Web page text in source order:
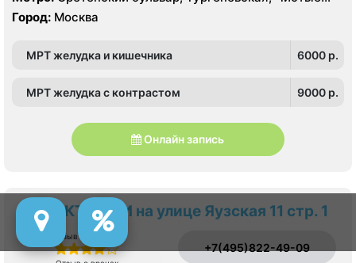
пруды
Город: Москва
МРТ желудка и кишечника 6000 p.
МРТ желудка с контрастом 9000 p.
Онлайн запись
МРТ КТ и УЗИ на улице Яузская 11 стр. 1
Отзыв о сервисе
+7(495)822-49-09